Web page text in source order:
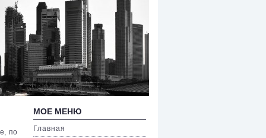
по
МОЕ МЕНЮ
Главная